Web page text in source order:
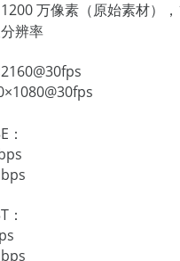
万像素（原始素材）
辨率
：
：